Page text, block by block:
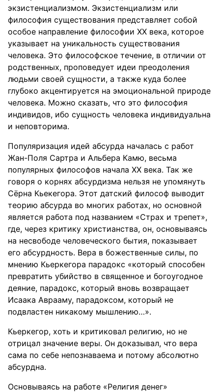
экзистенциализмом. Экзистенциализм или
философия существования представляет собой
особое направление философии ХХ века, которое
указывает на уникальность существования
человека. Это философское течение, в отличии от
родственных, проповедует идеи преодоления
людьми своей сущности, а также куда более
глубоко акцентируется на эмоциональной природе
человека. Можно сказать, что это философия
индивидов, ибо сущность человека индивидуальна
и неповторима.
Популяризация идей абсурда началась с работ
Жан-Поля Сартра и Альбера Камю, весьма
популярных философов начала ХХ века. Так же
говоря о корнях абсурдизма нельзя не упомянуть
Сёрна Кьекегора. Этот датский философ выводит
теорию абсурда во многих работах, но основной
является работа под названием «Страх и трепет»,
где, через критику христианства, он, основываясь
на несвободе человеческого бытия, показывает
его абсурдность. Вера в божественные силы, по
мнению Кьеркегора парадокс «который способен
превратить убийство в священное и богоугодное
деяние, парадокс, который вновь возвращает
Исаака Аврааму, парадоксом, который не
подвластен никакому мышлению…».
Кьеркегор, хоть и критиковал религию, но не
отрицал значение веры. Он доказывал, что вера
сама по себе непознаваема и потому абсолютно
абсурдна.
Основываясь на работе «Религия денег»